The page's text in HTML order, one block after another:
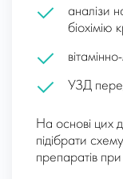
аналізи
біохімію
УЗД
На основі цих
підібрати
препаратів при